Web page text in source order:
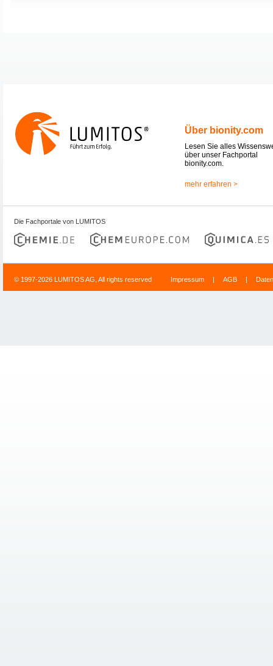
Über bionity.com
Lesen Sie alles
über unser Fachportal
bionity.com.
mehr erfahren >
Die Fachportale von LUMITOS
© 1997-2026 LUMITOS AG, All rights reserved Impressum | AGB |